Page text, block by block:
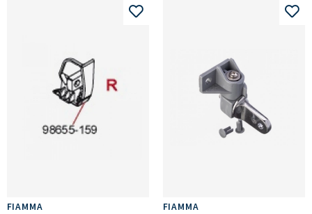
FIAMMA FIAMMA